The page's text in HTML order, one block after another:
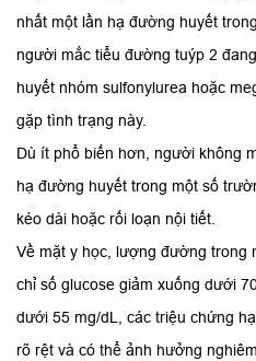
nhất một lần hạ đường huyết
người mắc tiểu đường tuýp 2
huyết nhóm sulfonylurea hoặc
gặp tình trạng này.
Dù ít phổ biến hơn, người không
hạ đường huyết trong một số
kéo dài hoặc rối loạn nội tiết.
Về mặt y học, lượng đường trong
chỉ số glucose giảm xuống dưới
dưới 55 mg/dL, các triệu chứng
rõ rệt và có thể ảnh hưởng